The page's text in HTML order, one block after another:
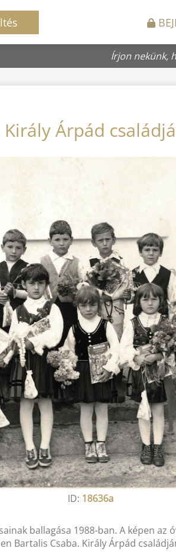
Írjon nekünk,
Árpád
ID: 18636a
ballagása 1988-ban. A képen az
Bartalis Csaba. Király Árpád